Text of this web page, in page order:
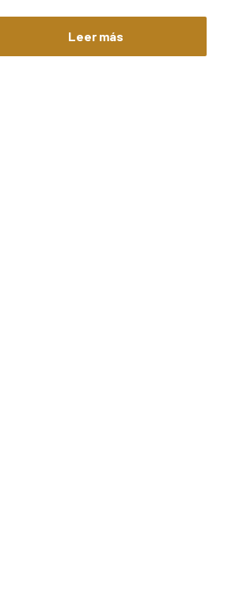
por casualidad.
Leer más